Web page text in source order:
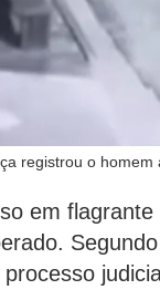
registrou o
em